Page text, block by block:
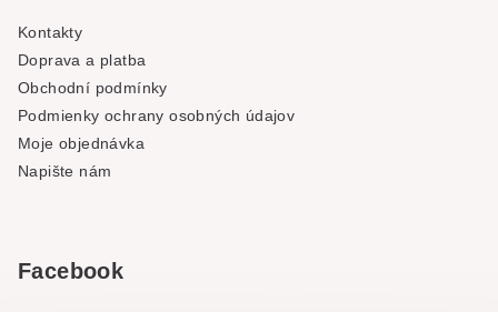
Kontakty
Doprava a platba
Obchodní podmínky
Podmienky ochrany osobných údajov
Moje objednávka
Napište nám
Facebook